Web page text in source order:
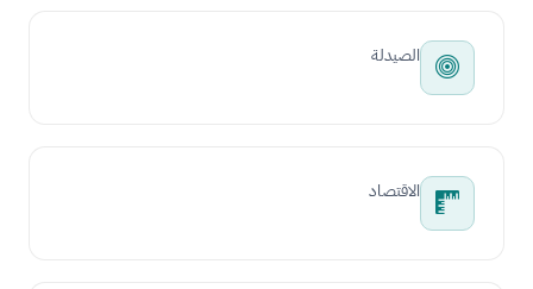
الصيدلة
الاقتصاد